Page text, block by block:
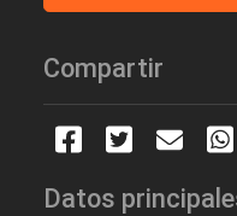
Compartir
Datos